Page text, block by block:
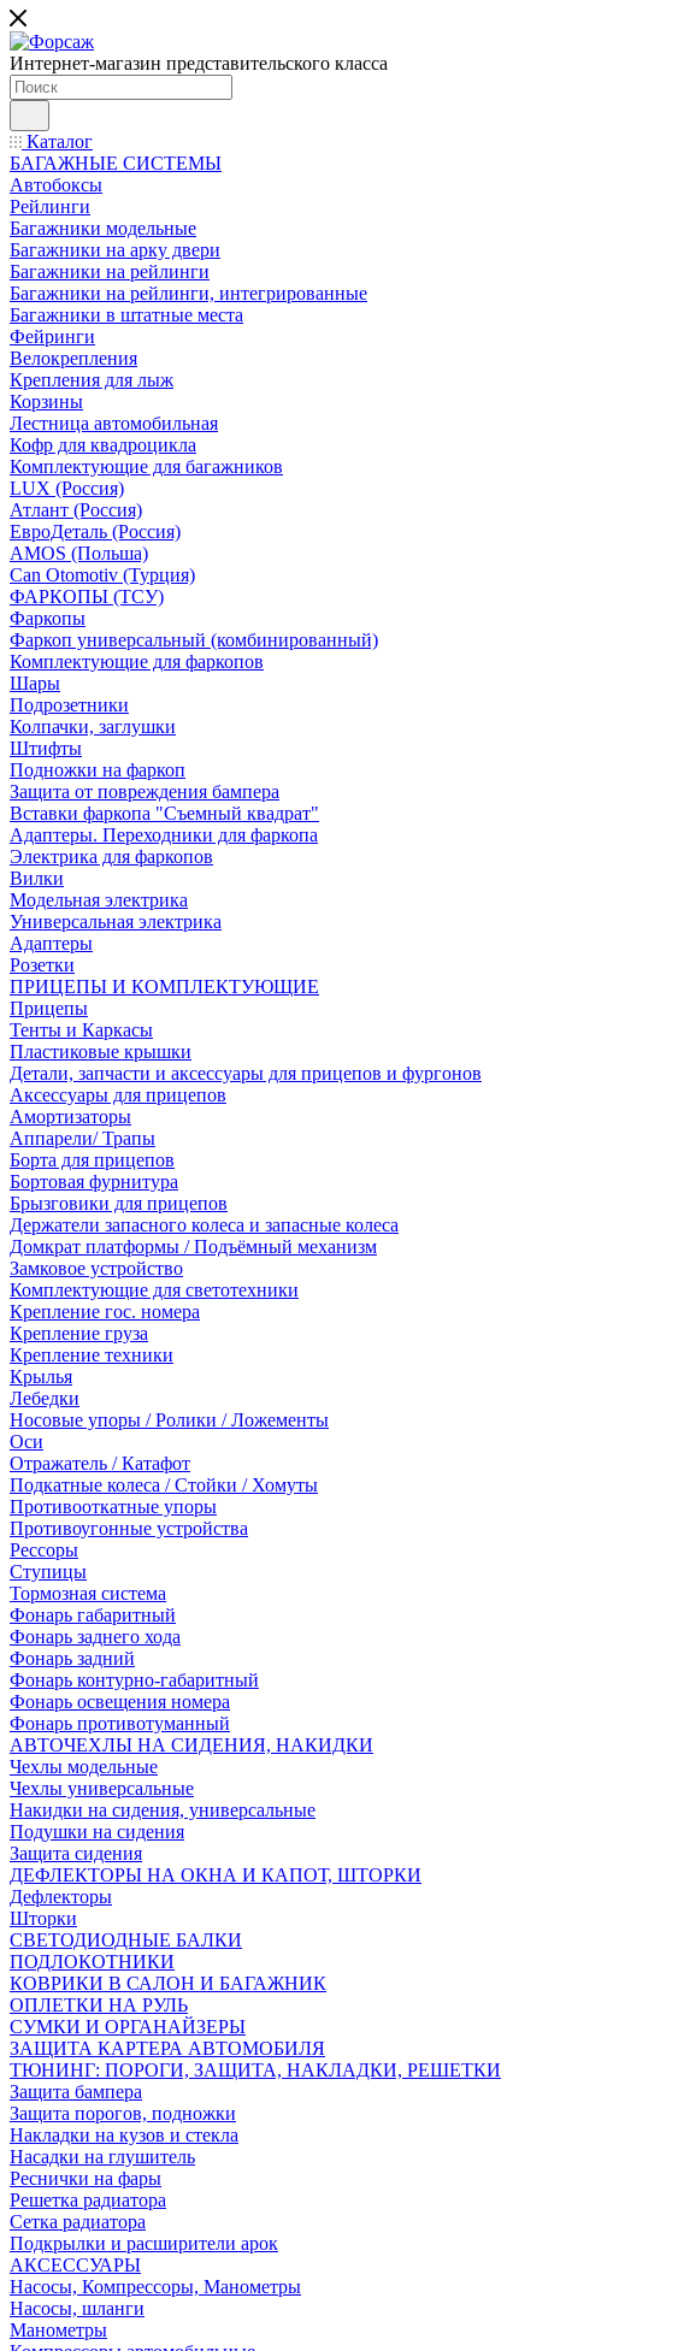
Интернет-магазин представительского класса
Каталог
БАГАЖНЫЕ СИСТЕМЫ
Автобоксы
Рейлинги
Багажники модельные
Багажники на арку двери
Багажники на рейлинги
Багажники на рейлинги, интегрированные
Багажники в штатные места
Фейринги
Велокрепления
Крепления для лыж
Корзины
Лестница автомобильная
Кофр для квадроцикла
Комплектующие для багажников
LUX (Россия)
Атлант (Россия)
ЕвроДеталь (Россия)
AMOS (Польша)
Can Otomotiv (Турция)
ФАРКОПЫ (ТСУ)
Фаркопы
Фаркоп универсальный (комбинированный)
Комплектующие для фаркопов
Шары
Подрозетники
Колпачки, заглушки
Штифты
Подножки на фаркоп
Защита от повреждения бампера
Вставки фаркопа "Съемный квадрат"
Адаптеры. Переходники для фаркопа
Электрика для фаркопов
Вилки
Модельная электрика
Универсальная электрика
Адаптеры
Розетки
ПРИЦЕПЫ И КОМПЛЕКТУЮЩИЕ
Прицепы
Тенты и Каркасы
Пластиковые крышки
Детали, запчасти и аксессуары для прицепов и фургонов
Аксессуары для прицепов
Амортизаторы
Аппарели/ Трапы
Борта для прицепов
Бортовая фурнитура
Брызговики для прицепов
Держатели запасного колеса и запасные колеса
Домкрат платформы / Подъёмный механизм
Замковое устройство
Комплектующие для светотехники
Крепление гос. номера
Крепление груза
Крепление техники
Крылья
Лебедки
Носовые упоры / Ролики / Ложементы
Оси
Отражатель / Катафот
Подкатные колеса / Стойки / Хомуты
Противооткатные упоры
Противоугонные устройства
Рессоры
Ступицы
Тормозная система
Фонарь габаритный
Фонарь заднего хода
Фонарь задний
Фонарь контурно-габаритный
Фонарь освещения номера
Фонарь противотуманный
АВТОЧЕХЛЫ НА СИДЕНИЯ, НАКИДКИ
Чехлы модельные
Чехлы универсальные
Накидки на сидения, универсальные
Подушки на сидения
Защита сидения
ДЕФЛЕКТОРЫ НА ОКНА И КАПОТ, ШТОРКИ
Дефлекторы
Шторки
СВЕТОДИОДНЫЕ БАЛКИ
ПОДЛОКОТНИКИ
КОВРИКИ В САЛОН И БАГАЖНИК
ОПЛЕТКИ НА РУЛЬ
СУМКИ И ОРГАНАЙЗЕРЫ
ЗАЩИТА КАРТЕРА АВТОМОБИЛЯ
ТЮНИНГ: ПОРОГИ, ЗАЩИТА, НАКЛАДКИ, РЕШЕТКИ
Защита бампера
Защита порогов, подножки
Накладки на кузов и стекла
Насадки на глушитель
Реснички на фары
Решетка радиатора
Сетка радиатора
Подкрылки и расширители арок
АКСЕССУАРЫ
Насосы, Компрессоры, Манометры
Насосы, шланги
Манометры